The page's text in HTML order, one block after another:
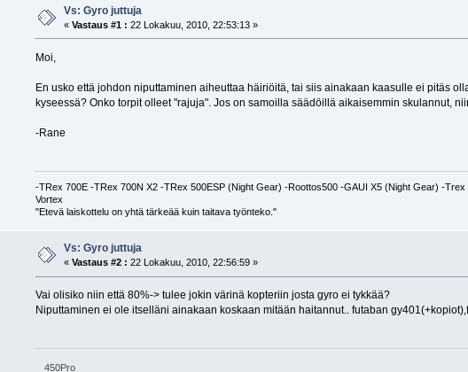
Vs: Gyro juttuja
«Vastaus #1 : 22 Lokakuu, 2010, 22:53:13 »
Moi,
En usko että johdon niputtaminen aiheuttaa häiriöitä, tai siis ainakaan kaasulle ei pitäs
kyseessä? Onko torpit olleet "rajuja". Jos on samoilla säädöillä aikaisemmin skulannut,
-Rane
-TRex 700E -TRex 700N X2 -TRex 500ESP (Night Gear) -Roottos500 -GAUI X5 (Night Gear) -
Vortex
"Etevä laiskottelu on yhtä tärkeää kuin taitava työnteko."
Vs: Gyro juttuja
«Vastaus #2 : 22 Lokakuu, 2010, 22:56:59 »
Vai olisiko niin että 80%-> tulee jokin värinä kopteriin josta gyro ei tykkää?
Niputtaminen ei ole itselläni ainakaan koskaan mitään haitannut.. futaban
450Pro